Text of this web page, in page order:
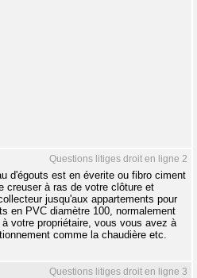
Questions litiges droit en ligne 2
d'égouts est en éverite ou fibro ciment
creuser à ras de votre clôture et
jusqu'aux appartements pour
en PVC diamètre 100, normalement
votre propriétaire, vous vous avez à
comme la chaudière etc.
Questions litiges droit en ligne 3